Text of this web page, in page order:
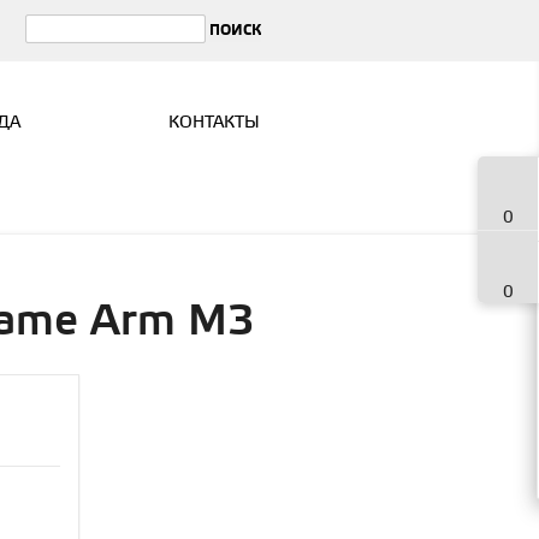
КОНТАКТЫ
0
0
Arm M3